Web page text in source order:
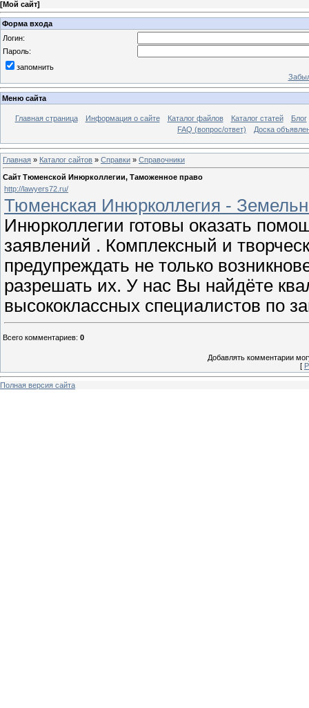
[Мой сайт]
Форма входа
Логин:
Пароль:
запомнить
Меню сайта
Главная страница Информация о сайте Каталог файлов Каталог статей
Блог
FAQ (вопрос/ответ)
Доска
Главная » Каталог сайтов » Справки » Справочники
Сайт Тюменской Инюрколлегии, Таможенное право
http://lawyers72.ru/
Тюменская Инюрколлегия -
Инюрколлегии готовы оказать
заявлений . Комплексный и
предупреждать не только
разрешать их. У нас Вы найдёте
высококлассных специалистов по
Всего комментариев: 0
Добавлять комментарии
[
Полная версия сайта